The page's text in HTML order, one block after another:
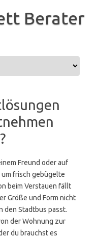
Berater
Freund oder auf
frisch gebügelte
beim Verstauen fällt
Größe und Form nicht
den Stadtbus passt.
der Wohnung zur
du brauchst es